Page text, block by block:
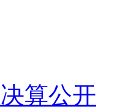
算公开